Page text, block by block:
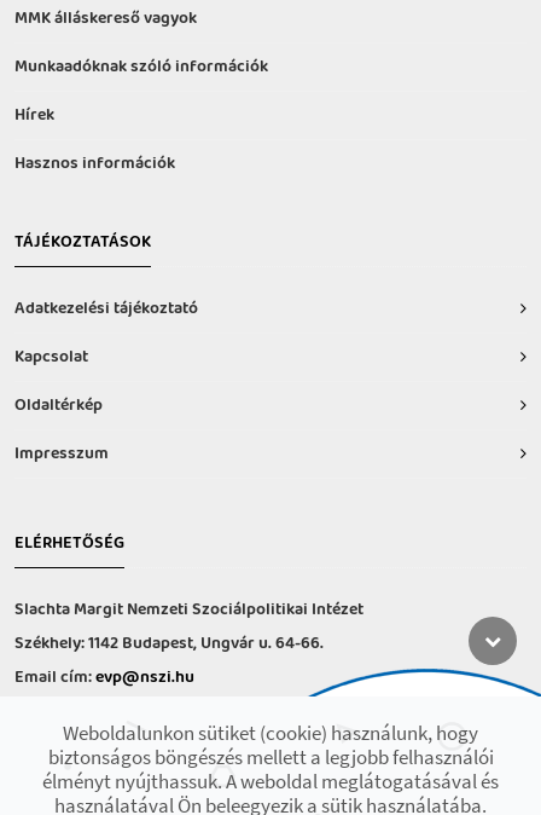
MMK álláskereső vagyok
Munkaadóknak szóló információk
Hírek
Hasznos információk
TÁJÉKOZTATÁSOK
Adatkezelési tájékoztató
Kapcsolat
Oldaltérkép
Impresszum
ELÉRHETŐSÉG
Slachta Margit Nemzeti Szociálpolitikai Intézet
Székhely: 1142 Budapest, Ungvár u. 64-66.
Email cím:evp@nszi.hu
hétfő-csütörtök: 8:00-16:00
péntek: 8:00-14.00
Weboldalunkon sütiket (cookie) használunk, hogy
biztonságos böngészés mellett a legjobb felhasználói
élményt nyújthassuk. A weboldal meglátogatásával és
használatával Ön beleegyezik a sütik használatába.